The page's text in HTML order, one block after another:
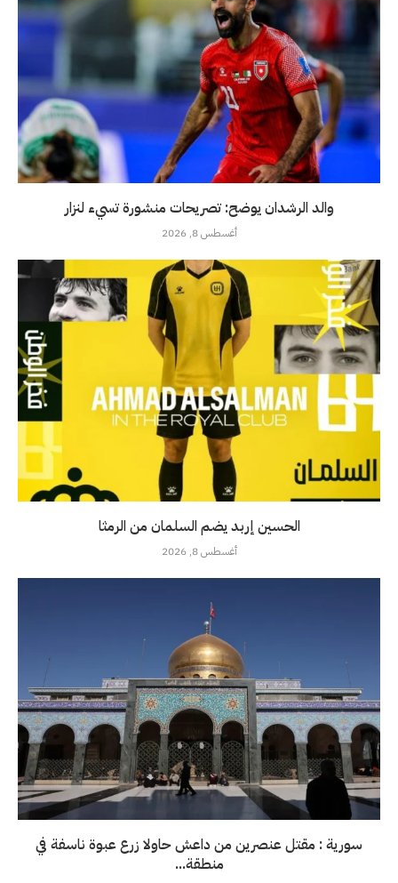
والد الرشدان يوضح: تصريحات منشورة تسيء لنزار
أغسطس 8, 2026
الحسين إربد يضم السلمان من الرمثا
أغسطس 8, 2026
سورية : مقتل عنصرين من داعش حاولا زرع عبوة ناسفة في
منطقة...